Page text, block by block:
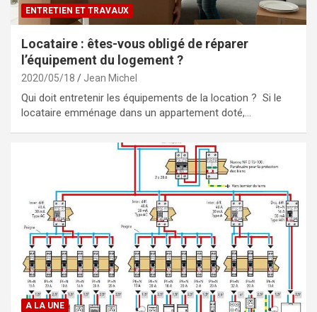
ENTRETIEN ET TRAVAUX
Locataire : êtes-vous obligé de réparer
l’équipement du logement ?
2020/05/18 Jean Michel
Qui doit entretenir les équipements de la location ? Si le
locataire emménage dans un appartement doté,…
A LA UNE